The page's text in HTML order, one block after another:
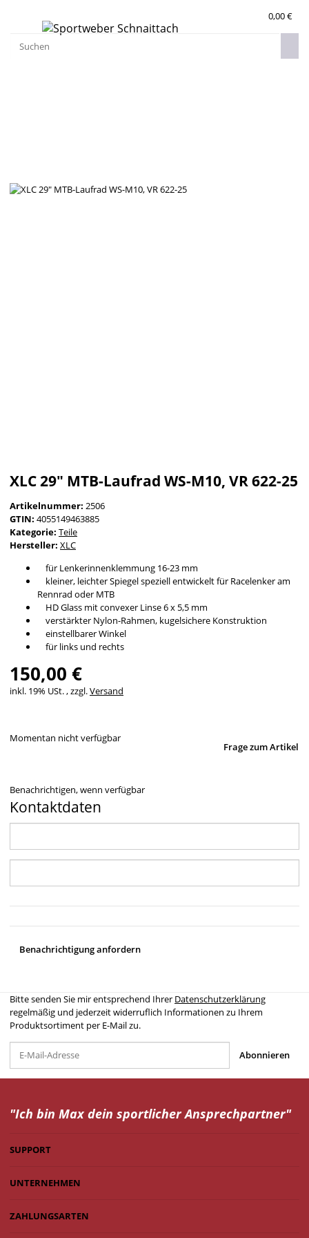
0,00 €
XLC 29" MTB-Laufrad WS-M10, VR 622-25
Artikelnummer: 2506
GTIN: 4055149463885
Kategorie: Teile
Hersteller: XLC
für Lenkerinnenklemmung 16-23 mm
kleiner, leichter Spiegel speziell entwickelt für Racelenker am
Rennrad oder MTB
HD Glass mit convexer Linse 6 x 5,5 mm
verstärkter Nylon-Rahmen, kugelsichere Konstruktion
einstellbarer Winkel
für links und rechts
150,00 €
inkl. 19% USt. , zzgl.Versand
Momentan nicht verfügbar
Frage zum Artikel
Benachrichtigen, wenn verfügbar
Kontaktdaten
Benachrichtigung anfordern
Bitte senden Sie mir entsprechend Ihrer Datenschutzerklärung
regelmäßig und jederzeit widerruflich Informationen zu Ihrem
Produktsortiment per E-Mail zu.
Abonnieren
"Ich bin Max dein sportlicher Ansprechpartner"
SUPPORT
UNTERNEHMEN
ZAHLUNGSARTEN